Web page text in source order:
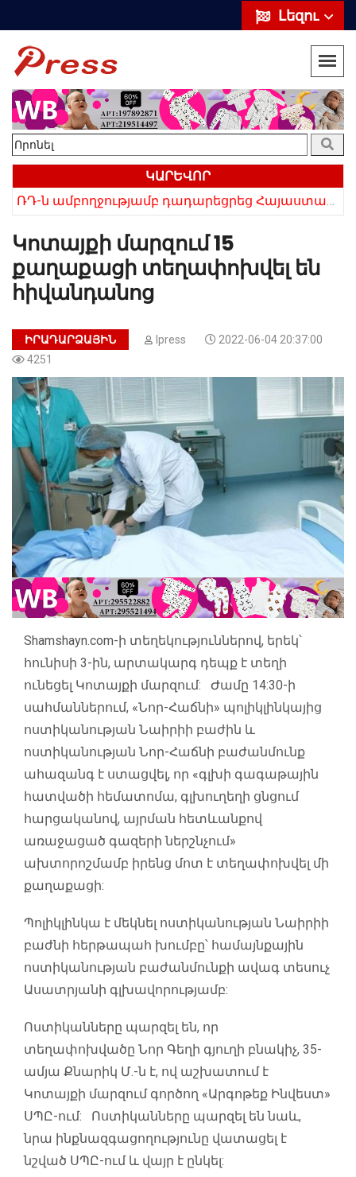
Լեզու
ԿԱՐԵՎՈՐ
Կոտայքի մարզում 15
քաղաքացի տեղափոխվել են
հիվանդանոց
ԻՐԱԴԱՐՁԱՅԻՆ Ipress
2022-06-04 20:37:00
4251
Shamshayn.com-ի տեղեկություններով, երեկ՝
հունիսի 3-ին, արտակարգ դեպք է տեղի
ունեցել Կոտայքի մարզում: Ժամը 14:30-ի
սահմաններում, «Նոր-Հաճնի» պոլիկլինկայից
ոստիկանության Նաիրիի բաժին և
ոստիկանության Նոր-Հաճնի բաժանմունք
ահազանգ է ստացվել, որ «գլխի գագաթային
հատվածի հեմատոմա, գլխուղեղի ցնցում
հարցականով, այրման հետևանքով
առաջացած գազերի ներշնչում»
ախտորոշմամբ իրենց մոտ է տեղափոխվել մի
քաղաքացի:
Պոլիկլինկա է մեկնել ոստիկանության Նաիրիի
բաժնի հերթապահ խումբը՝ համայնքային
ոստիկանության բաժանմունքի ավագ տեսուչ
Ասատրյանի գլխավորությամբ:
Ոստիկանները պարզել են, որ
տեղափոխվածը Նոր Գեղի գյուղի բնակիչ, 35-
ամյա Քնարիկ Մ.-ն է, ով աշխատում է
Կոտայքի մարզում գործող «Արգոթեք Ինվեստ»
ՍՊԸ-ում: Ոստիկանները պարզել են նաև,
նրա ինքնազգացողությունը վատացել է
նշված ՍՊԸ-ում և վայր է ընկել: